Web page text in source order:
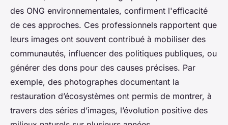
des ONG environnementales, confirment l'efficacité
de ces approches. Ces professionnels rapportent que
leurs images ont souvent contribué à mobiliser des
communautés, influencer des politiques publiques, ou
générer des dons pour des causes précises. Par
exemple, des photographes documentant la
restauration d’écosystèmes ont permis de montrer, à
travers des séries d’images, l’évolution positive des